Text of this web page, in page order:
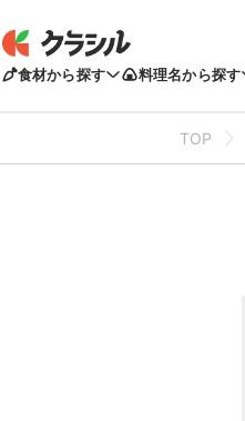
食材から探す 料理名から探す
TOP